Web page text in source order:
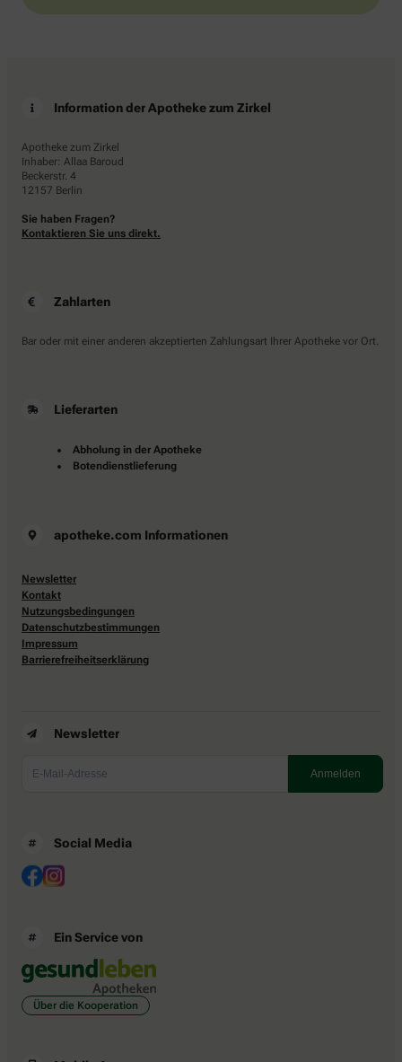
Information der Apotheke zum Zirkel
Apotheke zum Zirkel
Inhaber: Allaa Baroud
Beckerstr. 4
12157 Berlin
Sie haben Fragen?
Kontaktieren Sie uns direkt.
Zahlarten
Bar oder mit einer anderen akzeptierten Zahlungsart Ihrer Apotheke vor Ort.
Lieferarten
Abholung in der Apotheke
Botendienstlieferung
apotheke.com Informationen
Newsletter
Kontakt
Nutzungsbedingungen
Datenschutzbestimmungen
Impressum
Barrierefreiheitserklärung
Newsletter
Social Media
Ein Service von
Über die Kooperation